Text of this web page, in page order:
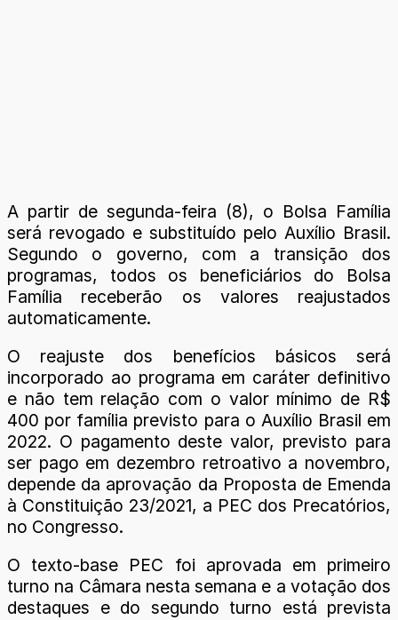
A partir de segunda-feira (8), o Bolsa Família
será revogado e substituído pelo Auxílio Brasil.
Segundo o governo, com a transição dos
programas, todos os beneficiários do Bolsa
Família receberão os valores reajustados
automaticamente.
O reajuste dos benefícios básicos será
incorporado ao programa em caráter definitivo
e não tem relação com o valor mínimo de R$
400 por família previsto para o Auxílio Brasil em
2022. O pagamento deste valor, previsto para
ser pago em dezembro retroativo a novembro,
depende da aprovação da Proposta de Emenda
à Constituição 23/2021, a PEC dos Precatórios,
no Congresso.
O texto-base PEC foi aprovada em primeiro
turno na Câmara nesta semana e a votação dos
destaques e do segundo turno está prevista